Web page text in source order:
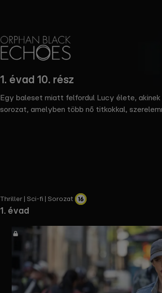
1. évad 10. rész
Egy baleset miatt felfordul Lucy élete,
sorozat, amelyben több nő titkokkal,
indulunk izgalmas utazásra
Thriller | Sci-fi | Sorozat
1. évad